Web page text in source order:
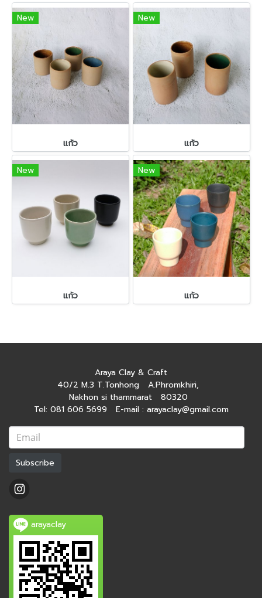
New
แก้ว
New
แก้ว
New
แก้ว
New
แก้ว
Araya Clay & Craft
40/2 M.3 T.Tonhong A.Phromkhiri,
Nakhon si thammarat 80320
Tel: 081 606 5699 E-mail : arayaclay@gmail.com
Subscribe
arayaclay